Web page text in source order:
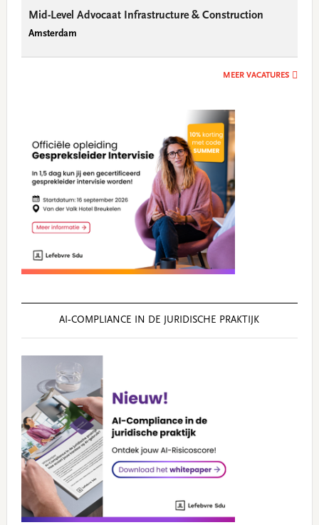
Mid-Level Advocaat Infrastructure & Construction
Amsterdam
MEER VACATURES
AI‑COMPLIANCE IN DE JURIDISCHE PRAKTIJK